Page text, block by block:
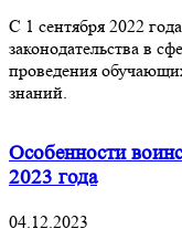
С 1 сентября 2022
законодательства в
проведения
знаний.
Особенности
2023 года
04.12.2023